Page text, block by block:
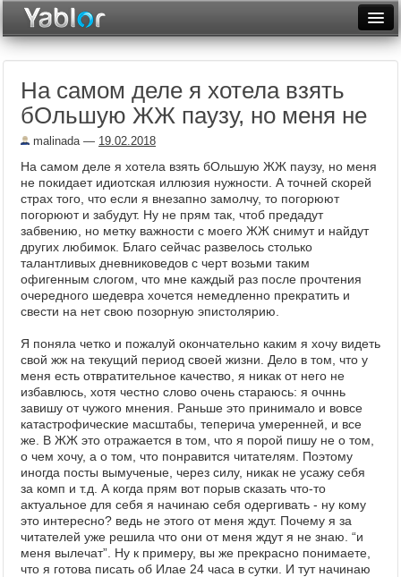
Неделя
Месяц
Рейтинги
Архив
Фототоп
Видеотоп
На самом деле я хотела взять
бОльшую ЖЖ паузу, но меня не
malinada— 19.02.2018
На самом деле я хотела взять бОльшую ЖЖ паузу, но меня
не покидает идиотская иллюзия нужности. А точней скорей
страх того, что если я внезапно замолчу, то погорюют
погорюют и забудут. Ну не прям так, чтоб предадут
забвению, но метку важности с моего ЖЖ снимут и найдут
других любимок. Благо сейчас развелось столько
талантливых дневниковедов с черт возьми таким
офигенным слогом, что мне каждый раз после прочтения
очередного шедевра хочется немедленно прекратить и
свести на нет свою позорную эпистолярию.
Я поняла четко и пожалуй окончательно каким я хочу видеть
свой жж на текущий период своей жизни. Дело в том, что у
меня есть отвратительное качество, я никак от него не
избавлюсь, хотя честно слово очень стараюсь: я очннь
завишу от чужого мнения. Раньше это принимало и вовсе
катастрофические масштабы, теперича умеренней, и все
же. В ЖЖ это отражается в том, что я порой пишу не о том,
о чем хочу, а о том, что понравится читателям. Поэтому
иногда посты вымученые, через силу, никак не усажу себя
за комп и т.д. А когда прям вот порыв сказать что-то
актуальное для себя я начинаю себя одергивать - ну кому
это интересно? ведь не этого от меня ждут. Почему я за
читателей уже решила что они от меня ждут я не знаю. “и
меня вылечат”. Ну к примеру, вы же прекрасно понимаете,
что я готова писать об Илае 24 часа в сутки. И тут начинаю